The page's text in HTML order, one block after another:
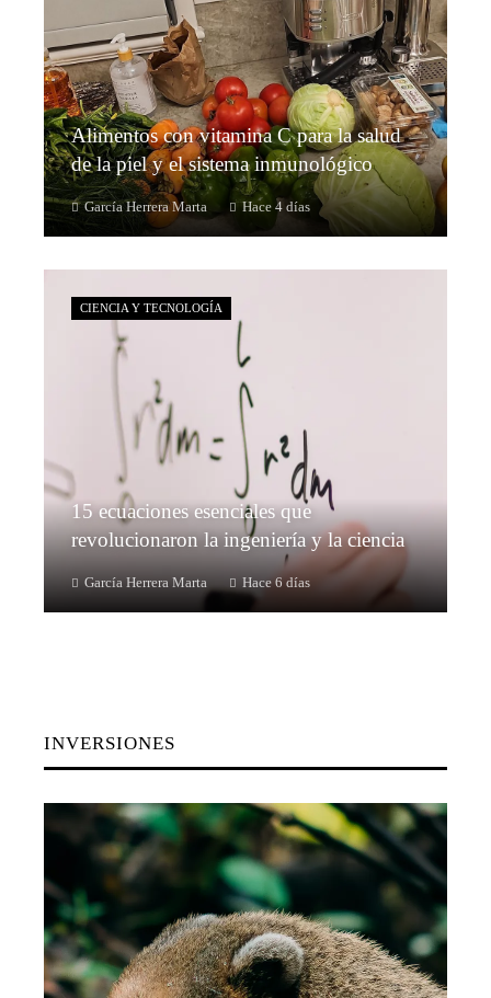
Alimentos con vitamina C para la salud
de la piel y el sistema inmunológico
García Herrera Marta Hace 4 días
CIENCIA Y TECNOLOGÍA
15 ecuaciones esenciales que
revolucionaron la ingeniería y la ciencia
García Herrera Marta Hace 6 días
INVERSIONES